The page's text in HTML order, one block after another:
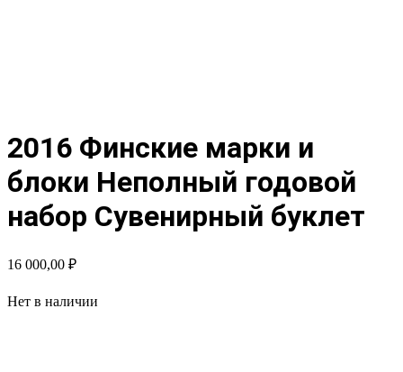
2016 Финские марки и
блоки Неполный годовой
набор Сувенирный буклет
16 000,00 ₽
Нет в наличии